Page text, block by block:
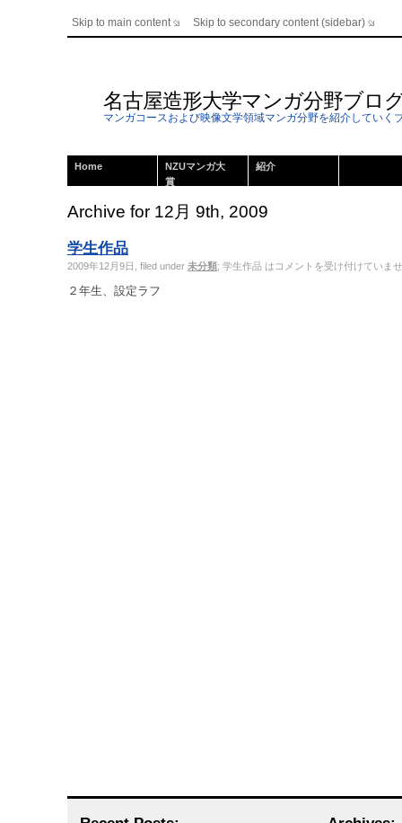
Skip to main content Skip to secondary content (sidebar)
名古屋造形大学マンガ分野ブロ
マンガコースおよび映像文学領域マンガ分野を紹介していく
Home
NZUマンガ大
賞
紹介
Archive for 12月 9th, 2009
学生作品
2009年12月9日, filed under 未分類; 学生作品 は コメントを受け付けていま
２年生、設定ラフ